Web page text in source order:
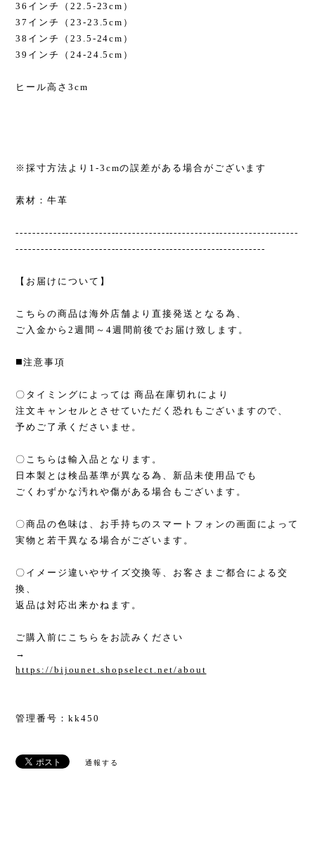
36インチ（22.5-23cm）
37インチ（23-23.5cm）
38インチ（23.5-24cm）
39インチ（24-24.5cm）
ヒール高さ3cm
※採寸方法より1-3cmの誤差がある場合がございます
素材：牛革
--------------------------------------------------------------------
------------------------------------------------------------
【お届けについて】
こちらの商品は海外店舗より直接発送となる為、
ご入金から2週間～4週間前後でお届け致します。
◼️注意事項
〇タイミングによっては 商品在庫切れにより
注文キャンセルとさせていただく恐れもございますので、
予めご了承くださいませ。
〇こちらは輸入品となります。
日本製とは検品基準が異なる為、新品未使用品でも
ごくわずかな汚れや傷がある場合もございます。
〇商品の色味は、お手持ちのスマートフォンの画面によって
実物と若干異なる場合がございます。
〇イメージ違いやサイズ交換等、お客さまご都合による交
換、
返品は対応出来かねます。
ご購入前にこちらをお読みください
→
https://bijounet.shopselect.net/about
管理番号：kk450
通報する